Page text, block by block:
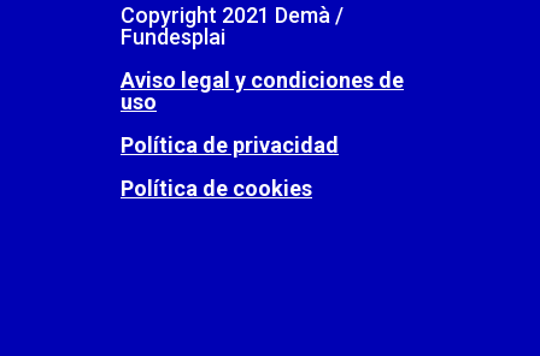
Copyright 2021 Demà /
Fundesplai
Aviso legal y condiciones de
uso
Política de privacidad
Política de cookies